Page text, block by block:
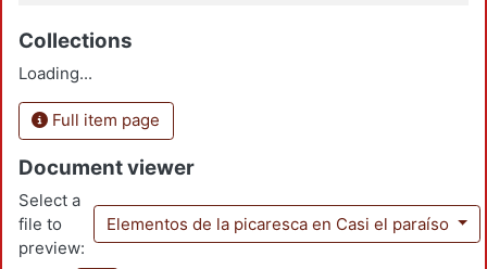
Collections
Loading...
Full item page
Document viewer
Select a
file to
preview:
Elementos de la picaresca en Casi el paraíso